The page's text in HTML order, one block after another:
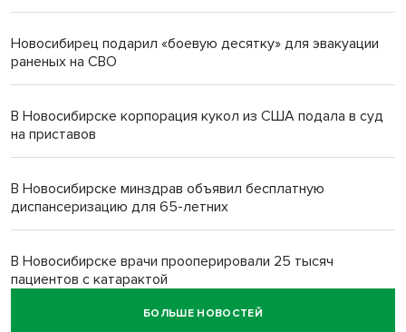
Новосибирец подарил «боевую десятку» для эвакуации
раненых на СВО
В Новосибирске корпорация кукол из США подала в суд
на приставов
В Новосибирске минздрав объявил бесплатную
диспансеризацию для 65-летних
В Новосибирске врачи прооперировали 25 тысяч
пациентов с катарактой
БОЛЬШЕ НОВОСТЕЙ